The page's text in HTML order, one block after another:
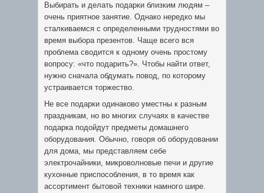
Выбирать и делать подарки близким людям –
очень приятное занятие. Однако нередко мы
сталкиваемся с определенными трудностями во
время выбора презентов. Чаще всего вся
проблема сводится к одному очень простому
вопросу: «что подарить?». Чтобы найти ответ,
нужно сначала обдумать повод, по которому
устраивается торжество.
Не все подарки одинаково уместны к разным
праздникам, но во многих случаях в качестве
подарка подойдут предметы домашнего
оборудования. Обычно, говоря об оборудовании
для дома, мы представляем себе
электрочайники, микроволновые печи и другие
кухонные приспособления, в то время как
ассортимент бытовой техники намного шире.